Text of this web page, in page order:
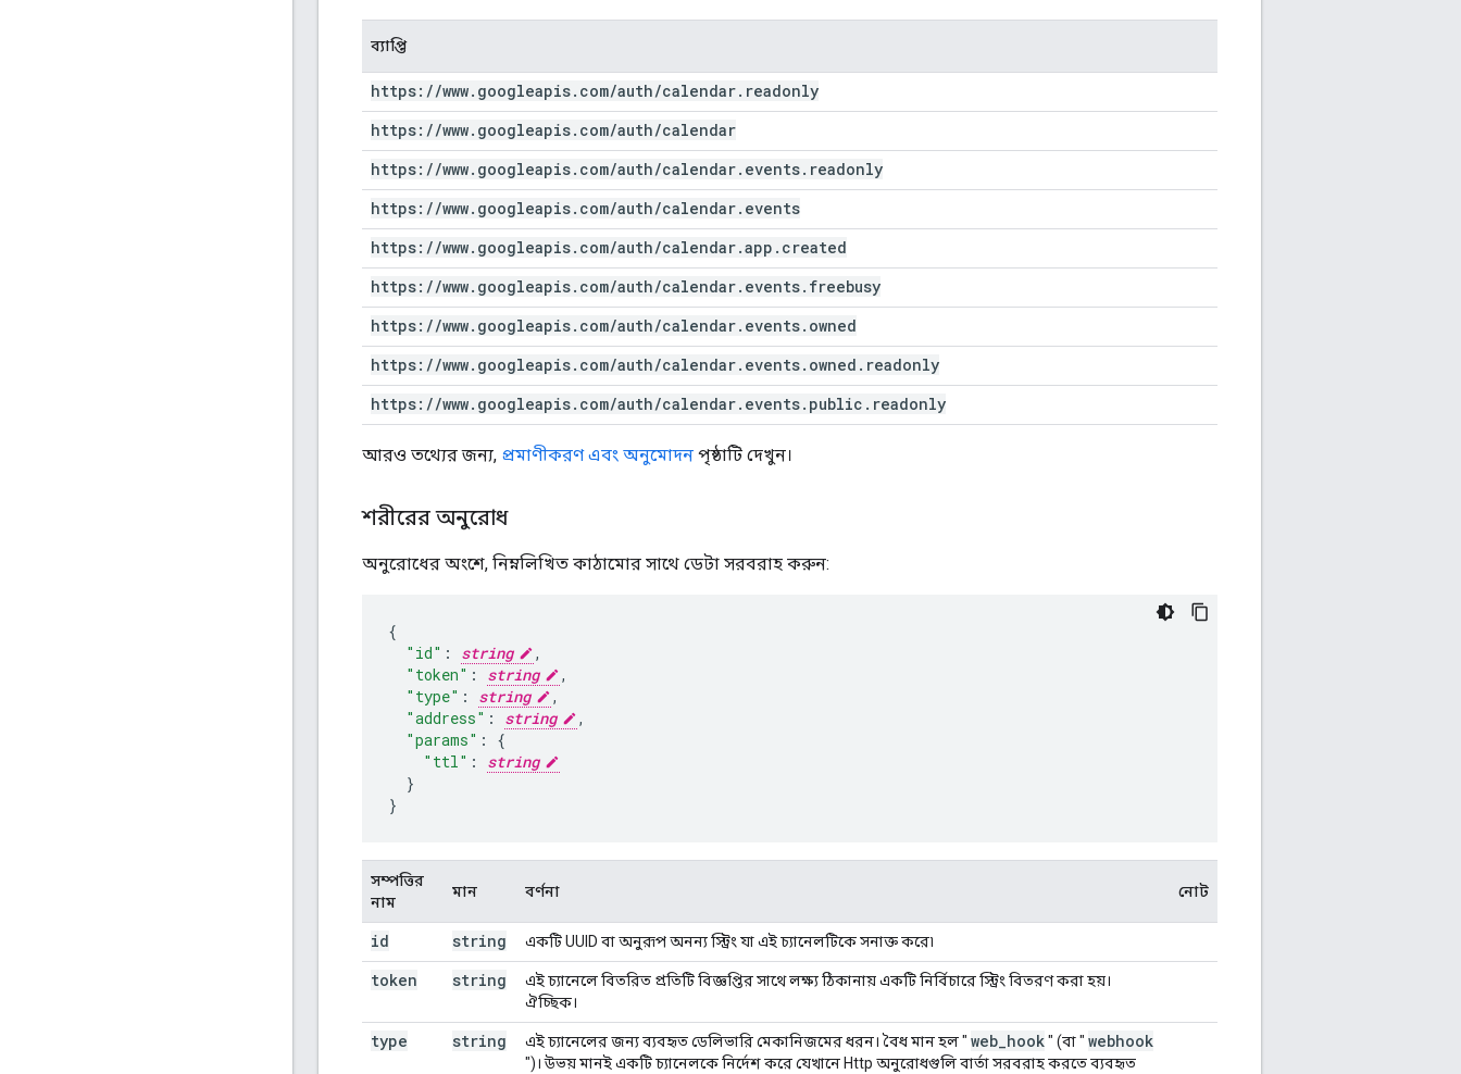
ব্যাপ্তি
https: //www. googleapis. com/auth/calendar. readonly
https: //www. googleapis. com/auth/calendar
https: //www. googleapis. com/auth/calendar. events. readonly
https: //www. googleapis. com/auth/calendar. events
https: //www. googleapis. com/auth/calendar.app . created
https: //www. googleapis. com/auth/calendar. events. freebusy
https: //www. googleapis. com/auth/calendar. events. owned
https: //www. googleapis. com/auth/calendar. events. owned . readonly
https: //www. googleapis. com/auth/calendar. events. public . readonly
আরও তথ্যের জন্য, প্রমাণীকরণ এবং অনুমোদন পৃষ্ঠাটি দেখুন।
শরীরের অনুরোধ
অনুরোধের অংশে, নিম্নলিখিত কাঠামোর সাথে ডেটা সরবরাহ করুন:
"id" : string
,
"token" : string
,
"type" : string
,
"address" : string
,
"params" :
"ttl" :
string
}
}
সম্পত্তির
নাম
মান বর্ণনা নোট
id string একটি UUID বা অনুরূপ অনন্য স্ট্রিং যা এই চ্যানেলটিকে সনাক্ত করে৷
token string
এই চ্যানেলে বিতরিত প্রতিটি বিজ্ঞপ্তির সাথে লক্ষ্য ঠিকানায় একটি নির্বিচারে স্ট্রিং বিতরণ করা হয়।
ঐচ্ছিক।
type string এই চ্যানেলের জন্য ব্যবহৃত ডেলিভারি মেকানিজমের ধরন। বৈধ মান হল " web hook" (বা " webhook
")। উভয় মানই একটি চ্যানেলকে নির্দেশ করে যেখানে Http অনুরোধগুলি বার্তা সরবরাহ করতে ব্যবহৃত